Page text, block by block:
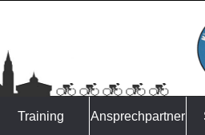
Training Ansprechpartner